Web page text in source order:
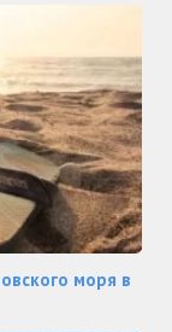
моря в